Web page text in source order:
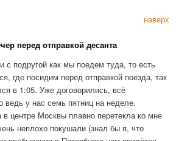
наверх
перед отправкой десанта
подругой как мы поедем туда, то есть
где посидим перед отправкой поезда, так
в 1:05. Уже договорились, всё
ведь у нас семь пятниц на неделе.
в центре Москвы плавно перетекла ко мне
неплохо покушали (знал бы я, что